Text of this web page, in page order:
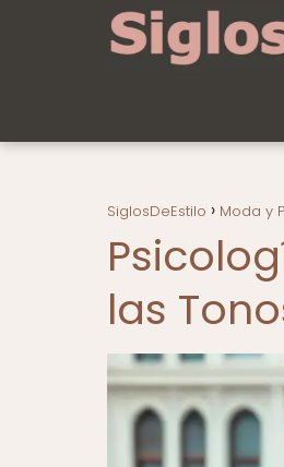
SiglosDeEstilo Moda y
las